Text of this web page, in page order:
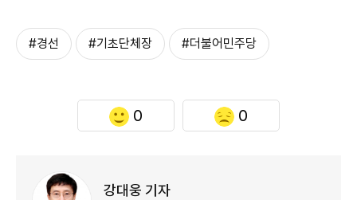
#경선 #기초단체장 #더불어민주당
0 0
강대웅 기자